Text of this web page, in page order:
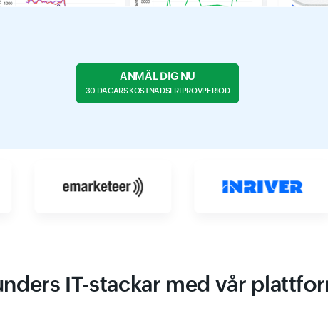
ANMÄL DIG NU
30 DAGARS KOSTNADSFRI PROVPERIOD
IT-stackar med vår